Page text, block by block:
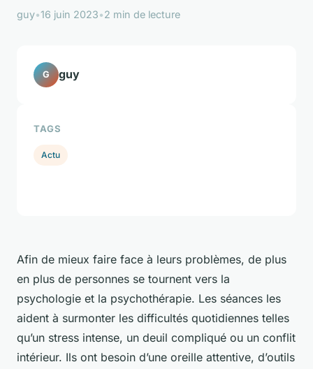
guy•16 juin 2023•2 min de lecture
Afin de mieux faire face à leurs problèmes, de plus
en plus de personnes se tournent vers la
psychologie et la psychothérapie. Les séances les
aident à surmonter les difficultés quotidiennes telles
qu’un stress intense, un deuil compliqué ou un conflit
intérieur. Ils ont besoin d’une oreille attentive, d’outils
G guy
TAGS
Actu